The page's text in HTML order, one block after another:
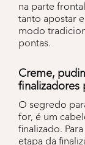
na parte
tanto apostar
modo
pontas.
Creme,
finalizadores
O segredo
for, é um
finalizado.
etapa da